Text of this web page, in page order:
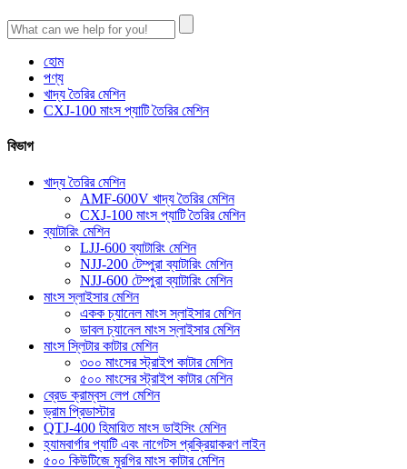
হোম
পণ্য
খাদ্য তৈরির মেশিন
CXJ-100 মাংস প্যাটি তৈরির মেশিন
বিভাগ
খাদ্য তৈরির মেশিন
AMF-600V খাদ্য তৈরির মেশিন
CXJ-100 মাংস প্যাটি তৈরির মেশিন
ব্যাটারিং মেশিন
LJJ-600 ব্যাটারিং মেশিন
NJJ-200 টেম্পুরা ব্যাটারিং মেশিন
NJJ-600 টেম্পুরা ব্যাটারিং মেশিন
মাংস স্লাইসার মেশিন
একক চ্যানেল মাংস স্লাইসার মেশিন
ডাবল চ্যানেল মাংস স্লাইসার মেশিন
মাংস স্লিটার কাটার মেশিন
৩০০ মাংসের স্ট্রাইপ কাটার মেশিন
৫০০ মাংসের স্ট্রাইপ কাটার মেশিন
ব্রেড ক্রাম্বস লেপ মেশিন
ড্রাম প্রিডাস্টার
QTJ-400 হিমায়িত মাংস ডাইসিং মেশিন
হ্যামবার্গার প্যাটি এবং নাগেটস প্রক্রিয়াকরণ লাইন
৫০০ কিউটিজে মুরগির মাংস কাটার মেশিন